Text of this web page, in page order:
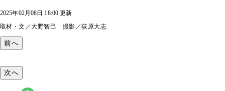
2025年02月08日 18:00 更新
取材・文／大野智己 撮影／荻原大志
前へ
次へ